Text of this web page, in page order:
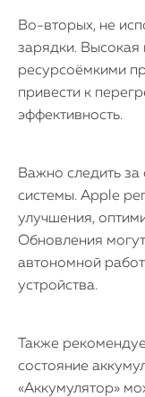
Во-вторых, не
зарядки. Высокая
ресурсоёмкими
привести к
эффективность.
Важно следить
системы. Apple
улучшения,
Обновления
автономной
устройства.
Также
состояние
«Аккумулятор»